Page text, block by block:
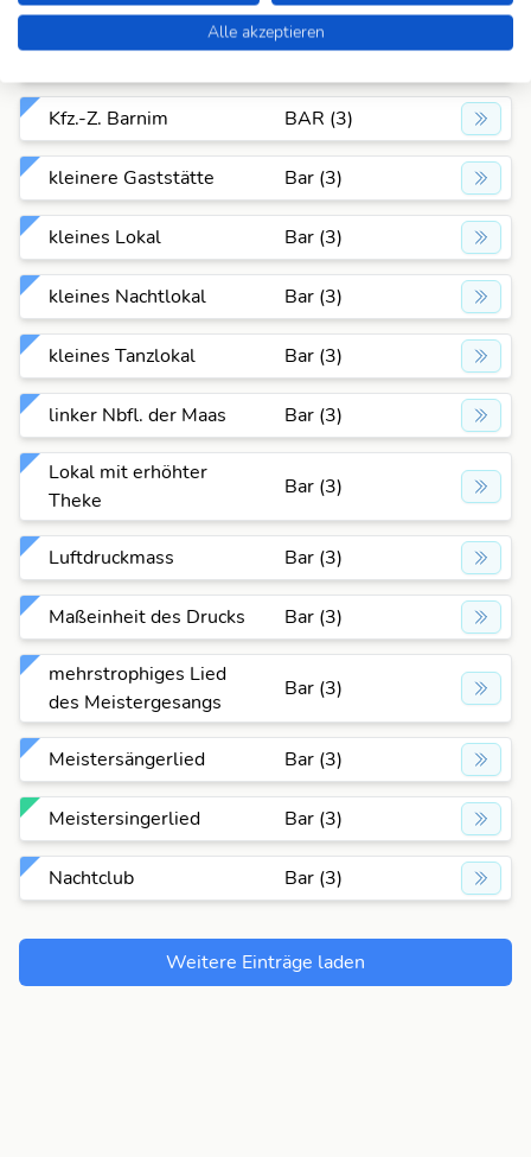
ital. Skifahrer, Stefano
Bar (3)
Kfz.-Z. Barnim BAR (3)
kleinere Gaststätte Bar (3)
kleines Lokal Bar (3)
kleines Nachtlokal Bar (3)
kleines Tanzlokal Bar (3)
linker Nbfl. der Maas Bar (3)
Lokal mit erhöhter
Theke
Bar (3)
Luftdruckmass Bar (3)
Maßeinheit des Drucks Bar (3)
mehrstrophiges Lied
des Meistergesangs
Bar (3)
Meistersängerlied Bar (3)
Meistersingerlied Bar (3)
Nachtclub Bar (3)
Weitere Einträge laden
Alle akzeptieren